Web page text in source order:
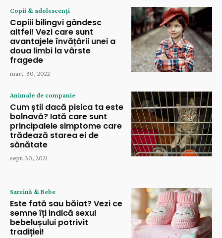
Copii & adolescenți
Copiii bilingvi gândesc
altfel! Vezi care sunt
avantajele învățării unei a
doua limbi la vârste
fragede
mart. 30, 2022
Animale de companie
Cum știi dacă pisica ta este
bolnavă? Iată care sunt
principalele simptome care
trădează starea ei de
sănătate
sept. 30, 2021
Sarcină & Bebe
Este fată sau băiat? Vezi ce
semne îți indică sexul
bebelușului potrivit
tradiției!